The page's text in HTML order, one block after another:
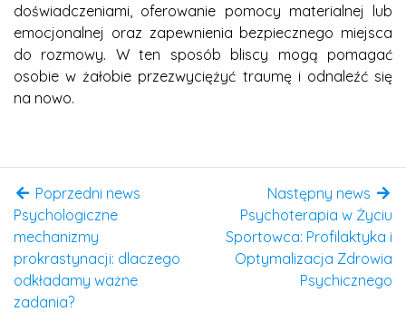
doświadczeniami, oferowanie pomocy materialnej lub
emocjonalnej oraz zapewnienia bezpiecznego miejsca
do rozmowy. W ten sposób bliscy mogą pomagać
osobie w żałobie przezwyciężyć traumę i odnaleźć się
na nowo.
Poprzedni news
Psychologiczne
mechanizmy
prokrastynacji: dlaczego
odkładamy ważne
zadania?
Następny news
Psychoterapia w Życiu
Sportowca: Profilaktyka i
Optymalizacja Zdrowia
Psychicznego